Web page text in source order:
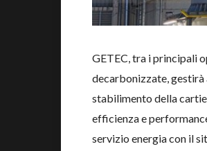
GETEC, tra i principali
decarbonizzate, gestirà
stabilimento della
efficienza e
servizio energia con il